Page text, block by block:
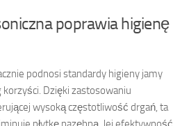
poprawia higienę
podnosi standardy higieny jamy
Dzięki zastosowaniu
wysoką częstotliwość drgań, ta